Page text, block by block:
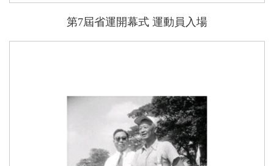
第7屆省運開幕式 運動員入場